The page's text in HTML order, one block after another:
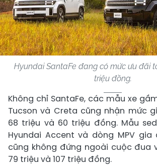
Hyundai SantaFe đang có mức ưu đãi
triệu đồng.
Không chỉ SantaFe, các mẫu xe
Tucson và Creta cũng nhận mức
68 triệu và 60 triệu đồng. Mẫu
Hyundai Accent và dòng MPV gia
cũng không đứng ngoài cuộc đua
79 triệu và 107 triệu đồng.